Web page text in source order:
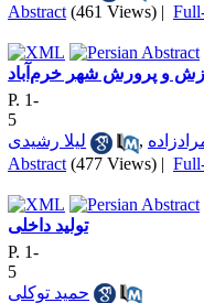
Abstract (461 Views) |
و پرورش شهر خرم‌آباد
P. 1-
5
لیلا رشیدی
,
Abstract (477 Views) |
تولید داخلی
P. 1-
5
حمید توکلی